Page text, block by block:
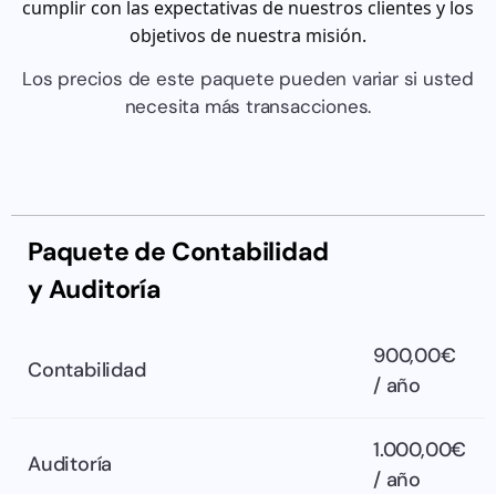
cumplir con las expectativas de nuestros clientes y los
objetivos de nuestra misión.
Los precios de este paquete pueden variar si usted
necesita más transacciones.
Paquete de Contabilidad
y Auditoría
Contabilidad
900,00€
/ año
Auditoría
1.000,00€
/ año